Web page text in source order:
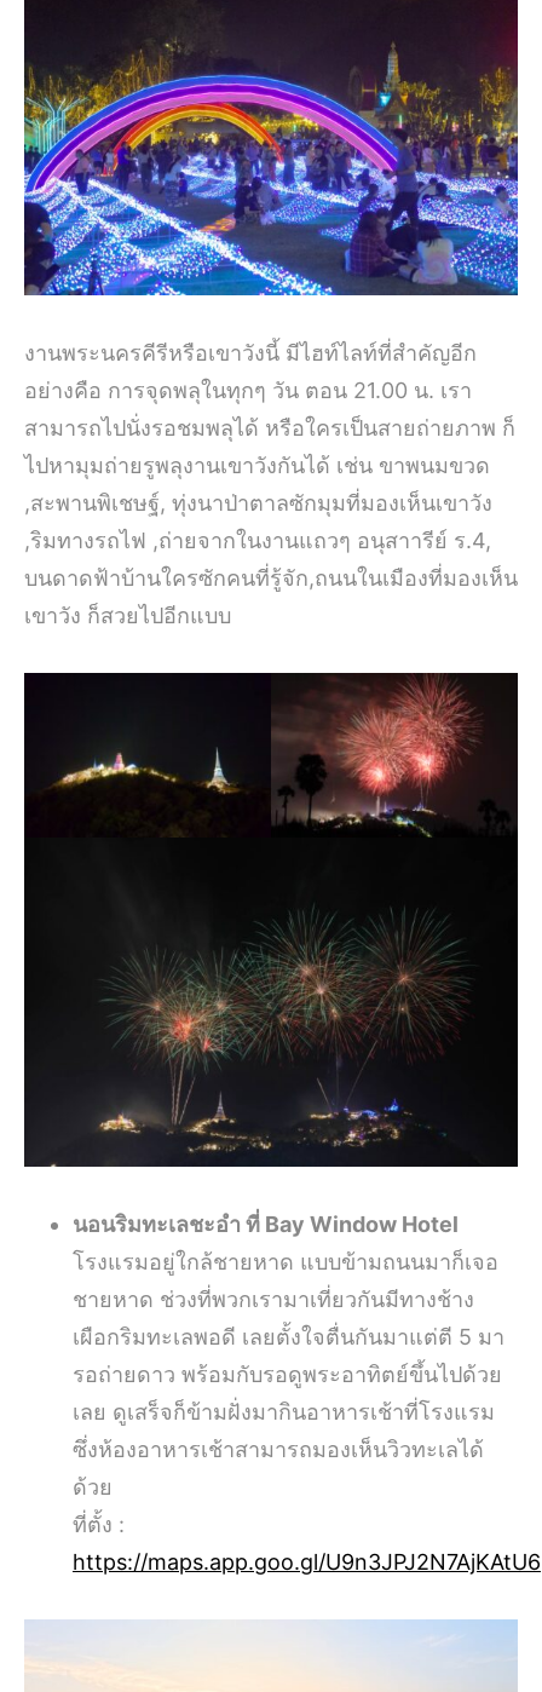
งานพระนครคีรีหรือเขาวังนี้ มีไฮท์ไลท์ที่สำคัญอีก
อย่างคือ การจุดพลุในทุกๆ วัน ตอน 21.00 น. เรา
สามารถไปนั่งรอชมพลุได้ หรือใครเป็นสายถ่ายภาพ ก็
ไปหามุมถ่ายรูพลุงานเขาวังกันได้ เช่น ขาพนมขวด
,สะพานพิเชษฐ์, ทุ่งนาป่าตาลซักมุมที่มองเห็นเขาวัง
,ริมทางรถไฟ ,ถ่ายจากในงานแถวๆ อนุสาารีย์ ร.4,
บนดาดฟ้าบ้านใครซักคนที่รู้จัก,ถนนในเมืองที่มองเห็น
เขาวัง ก็สวยไปอีกแบบ
นอนริมทะเลชะอำ ที่ Bay Window Hotel
โรงแรมอยู่ใกล้ชายหาด แบบข้ามถนนมาก็เจอ
ชายหาด ช่วงที่พวกเรามาเที่ยวกันมีทางช้าง
เผือกริมทะเลพอดี เลยตั้งใจตื่นกันมาแต่ตี 5 มา
รอถ่ายดาว พร้อมกับรอดูพระอาทิตย์ขึ้นไปด้วย
เลย ดูเสร็จก็ข้ามฝั่งมากินอาหารเช้าที่โรงแรม
ซึ่งห้องอาหารเช้าสามารถมองเห็นวิวทะเลได้
ด้วย
ที่ตั้ง :
https://maps.app.goo.gl/U9n3JPJ2N7AjKAtU6